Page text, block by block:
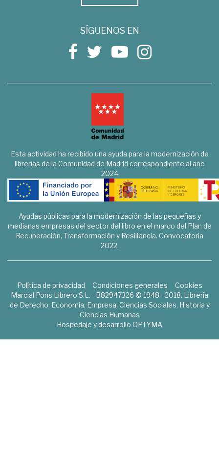
SÍGUENOS EN
Esta actividad ha recibido una ayuda para la modernización de
librerías de la Comunidad de Madrid correspondiente al año
2024
Ayudas públicas para la modernización de las pequeñas y
medianas empresas del sector del libro en el marco del Plan de
Recuperación, Transformación y Resiliencia. Convocatoria
2022.
Política de privacidad Condiciones generales
Cookies
Marcial Pons Librero S.L. - B82947326 © 1948 - 2018. Librería
de Derecho, Economía, Empresa, Ciencias Sociales, Historia y
Ciencias Humanas
Hospedaje y desarrollo OPTYMA